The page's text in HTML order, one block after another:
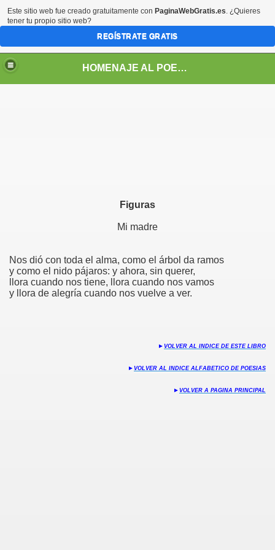
HOMENAJE AL POETA ARGENTINO JOSE PEDRONI
Figuras
Mi madre
Nos dió con toda el alma, como el árbol da ramos
y como el nido pájaros: y ahora, sin querer,
llora cuando nos tiene, llora cuando nos vamos
y llora de alegría cuando nos vuelve a ver.
► VOLVER AL INDICE DE ESTE LIBRO
► VOLVER AL INDICE ALFABETICO DE POESIAS
► VOLVER A PAGINA PRINCIPAL
Este sitio web fue creado gratuitamente con PaginaWebGratis.es. ¿Quieres
tener tu propio sitio web?
REGÍSTRATE GRATIS